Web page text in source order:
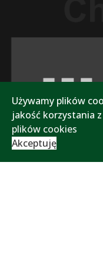
Używamy plików
jakość korzystania
plików cookies
Akceptuję